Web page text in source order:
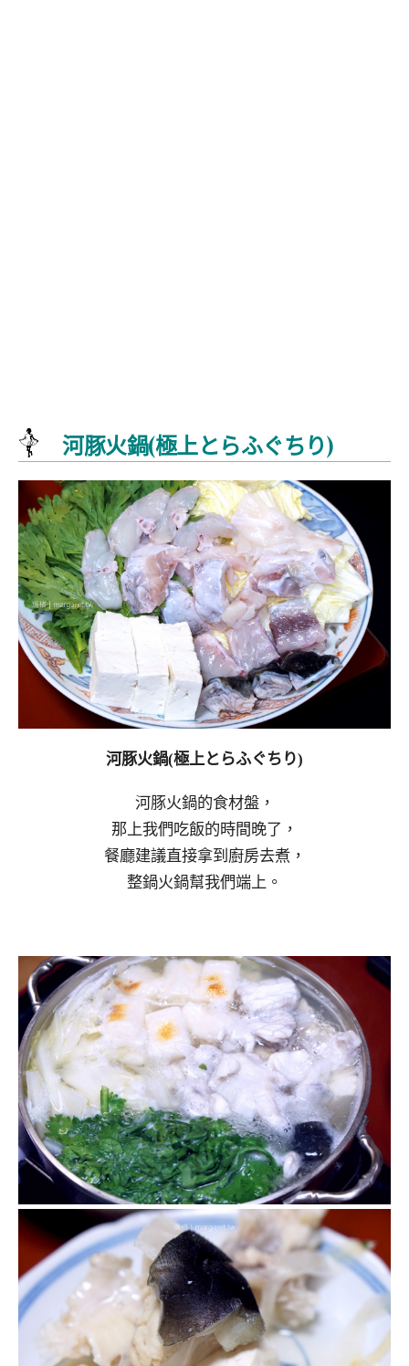
河豚火鍋(極上とらふぐちり)
河豚火鍋(極上とらふぐちり)
河豚火鍋的食材盤，
那上我們吃飯的時間晚了，
餐廳建議直接拿到廚房去煮，
整鍋火鍋幫我們端上。